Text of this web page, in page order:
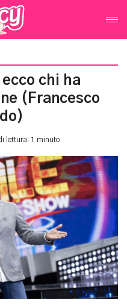
ecco chi ha
(Francesco
lettura: 1 minuto